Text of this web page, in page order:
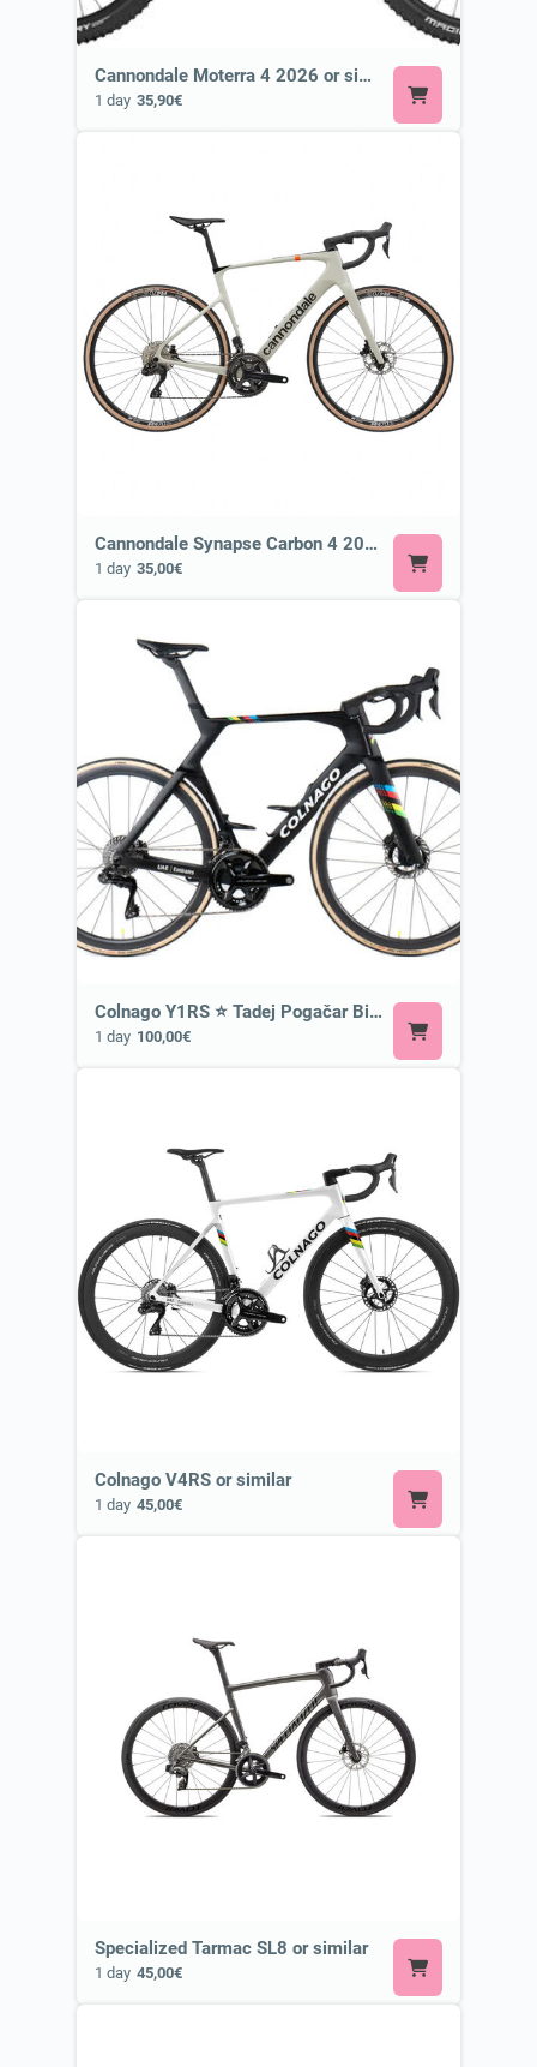
Cannondale Moterra 4 2026 or similar ⚡ E-MTB
1 day 35,90€
Cannondale Synapse Carbon 4 2026 or Similar
1 day 35,00€
Colnago Y1RS ⭐ Tadej Pogačar Bike
1 day 100,00€
Colnago V4RS or similar
1 day 45,00€
Specialized Tarmac SL8 or similar
1 day 45,00€